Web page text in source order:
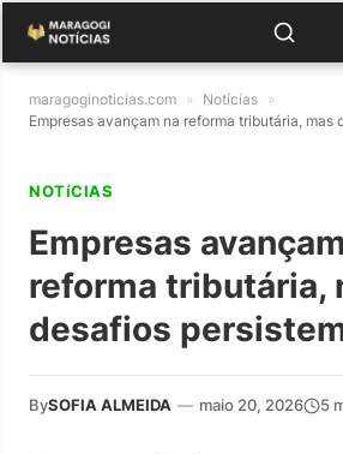
maragoginoticias.com » Notícias »
Empresas avançam na reforma tributária, mas
NOTíCIAS
Empresas
reforma tributária,
desafios
BySOFIA ALMEIDA — maio 20, 2026 5